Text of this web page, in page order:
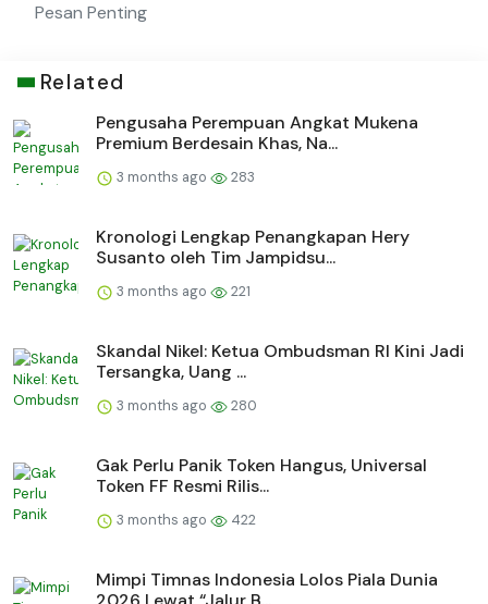
Pesan Penting
Related
Pengusaha Perempuan Angkat Mukena
Premium Berdesain Khas, Na...
3 months ago 283
Kronologi Lengkap Penangkapan Hery
Susanto oleh Tim Jampidsu...
3 months ago 221
Skandal Nikel: Ketua Ombudsman RI Kini Jadi
Tersangka, Uang ...
3 months ago 280
Gak Perlu Panik Token Hangus, Universal
Token FF Resmi Rilis...
3 months ago 422
Mimpi Timnas Indonesia Lolos Piala Dunia